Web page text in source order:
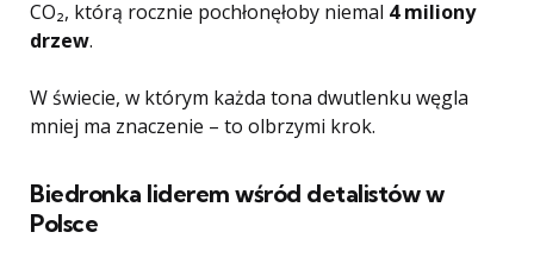
CO₂, którą rocznie pochłonęłoby niemal 4 miliony
drzew.
W świecie, w którym każda tona dwutlenku węgla
mniej ma znaczenie – to olbrzymi krok.
Biedronka liderem wśród detalistów w
Polsce